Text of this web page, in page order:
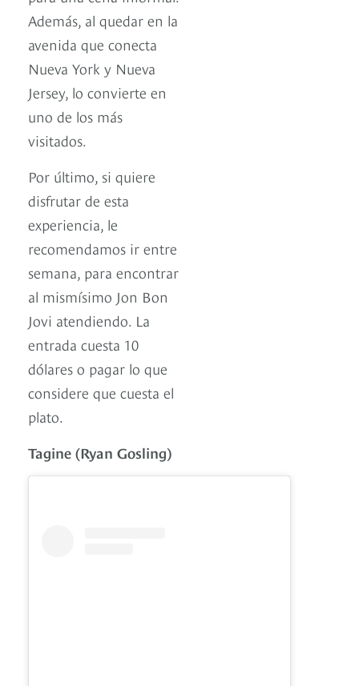
Además, al quedar en la
avenida que conecta
Nueva York y Nueva
Jersey, lo convierte en
uno de los más
visitados.
Por último, si quiere
disfrutar de esta
experiencia, le
recomendamos ir entre
semana, para encontrar
al mismísimo Jon Bon
Jovi atendiendo. La
entrada cuesta 10
dólares o pagar lo que
considere que cuesta el
plato.
Tagine (Ryan Gosling)